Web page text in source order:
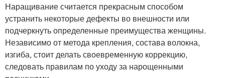
Наращивание считается прекрасным способом
устранить некоторые дефекты во внешности или
подчеркнуть определенные преимущества женщины.
Независимо от метода крепления, состава волокна,
изгиба, стоит делать своевременную коррекцию,
следовать правилам по уходу за нарощенными